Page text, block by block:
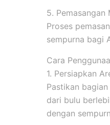
5. Pemasangan
Proses
sempurna bagi
Cara
1. Persiapkan
Pastikan
dari bulu
dengan